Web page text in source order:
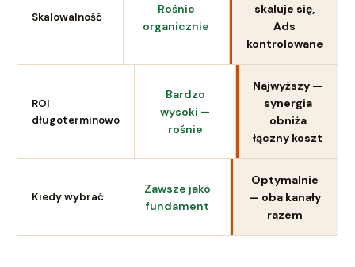
Skalowalność
Rośnie
organicznie
skaluje się,
Ads
kontrolowane
ROI
długoterminowo
Bardzo
wysoki —
rośnie
Najwyższy —
synergia
obniża
łączny koszt
Kiedy wybrać
Zawsze jako
fundament
Optymalnie
— oba kanały
razem